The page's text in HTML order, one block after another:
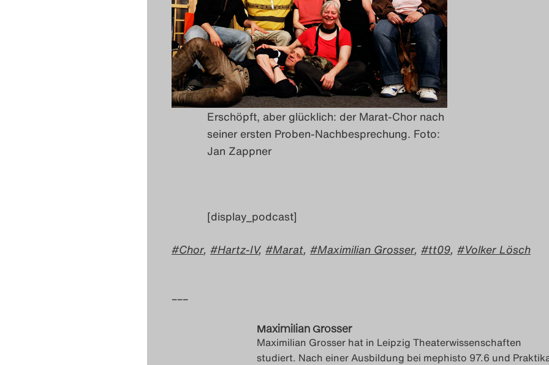
Erschöpft, aber glücklich: der Marat-Chor nach
seiner ersten Proben-Nachbesprechung. Foto:
Jan Zappner
[display_podcast]
Chor, Hartz-IV, Marat, Maximilian Grosser, tt09, Volker Lösch
–––
Maximilian Grosser
Maximilian Grosser hat in Leipzig Theaterwissenschaften
studiert. Nach einer Ausbildung bei mephisto 97.6 und